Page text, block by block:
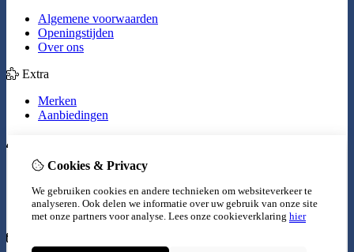
Algemene voorwaarden
Openingstijden
Over ons
Extra
Merken
Aanbiedingen
Inloggen
Verlanglijst
Nieuwsbrief
Cookies & Privacy
We gebruiken cookies en andere technieken om websiteverkeer te
analyseren. Ook delen we informatie over uw gebruik van onze site
met onze partners voor analyse. Lees onze cookieverklaring hier